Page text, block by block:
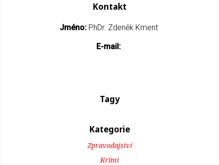
Kontakt
Jméno: PhDr. Zdeněk Kment
E-mail:
Tagy
Kategorie
Zpravodajství
Krimi